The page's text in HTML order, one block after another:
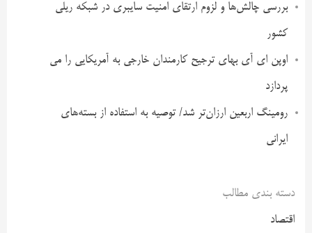
بررسی چالش‌ها و لزوم ارتقای امنیت سایبری در شبکه ریلی
کشور
اوپن ای آی بهای ترجیح کارمندان خارجی به آمریکایی را می
پردازد
رومینگ اربعین ارزان‌تر شد/ توصیه به استفاده از بسته‌های
ایرانی
دسته بندی مطالب
اقتصاد